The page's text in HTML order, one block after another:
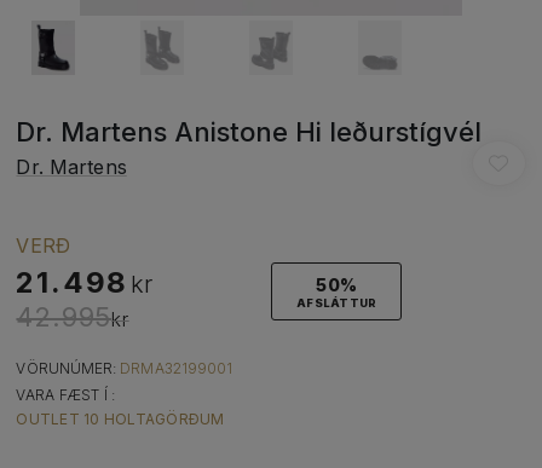
Dr. Martens Anistone Hi leðurstígvél
Dr. Martens
VERÐ
21.498 kr
42.995kr
50%
AFSLÁTTUR
VÖRUNÚMER: DRMA32199001
VARA FÆST Í :
OUTLET 10 HOLTAGÖRÐUM